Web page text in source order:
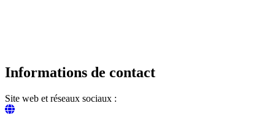
Informations de contact
Site web et réseaux sociaux :